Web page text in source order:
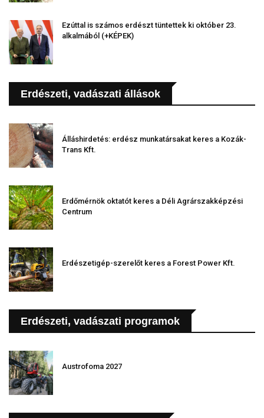
Ezúttal is számos erdészt tüntettek ki október 23.
alkalmából (+KÉPEK)
Erdészeti, vadászati állások
Álláshirdetés: erdész munkatársakat keres a Kozák-
Trans Kft.
Erdőmérnök oktatót keres a Déli Agrárszakképzési
Centrum
Erdészetigép-szerelőt keres a Forest Power Kft.
Erdészeti, vadászati programok
Austrofoma 2027